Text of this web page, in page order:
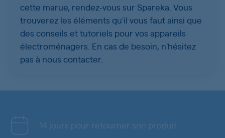
cette marue, rendez-vous sur Spareka . Vous
trouverez les éléments qu'il vous faut ainsi que
des conseils et tutoriels pour vos appareils
électroménagers. En cas de besoin, n'hésitez
pas à nous contacter
14 jours pour retourner son produit